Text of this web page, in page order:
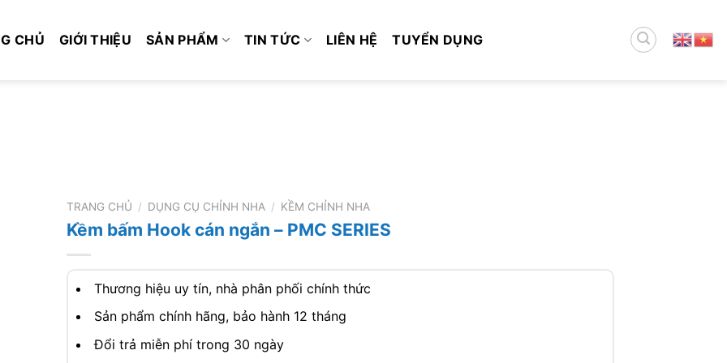
CHỦ GIỚI THIỆU SẢN PHẨM TIN TỨC LIÊN HỆ TUYỂN DỤNG
TRANG CHỦ / DỤNG CỤ CHỈNH NHA / KỀM CHỈNH NHA
Kềm bấm Hook cán ngắn – PMC SERIES
Thương hiệu uy tín, nhà phân phối chính thức
Sản phẩm chính hãng, bảo hành 12 tháng
Đổi trả miễn phí trong 30 ngày